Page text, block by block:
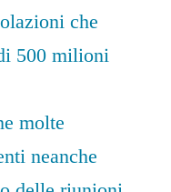
che
500 milioni
molte
neanche